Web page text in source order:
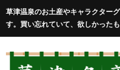
草津温泉のお土産やキャラクター
す。買い忘れていて、欲しかった